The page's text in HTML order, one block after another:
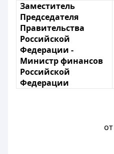
Заместитель
Председателя
Правительства
Российской
Федерации -
Министр финансов
Российской
Федерации